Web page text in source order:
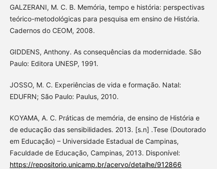
GALZERANI, M. C. B. Memória, tempo e história: perspectivas
teórico-metodológicas para pesquisa em ensino de História.
Cadernos do CEOM, 2008.
GIDDENS, Anthony. As consequências da modernidade. São
Paulo: Editora UNESP, 1991.
JOSSO, M. C. Experiências de vida e formação. Natal:
EDUFRN; São Paulo: Paulus, 2010.
KOYAMA, A. C. Práticas de memória, de ensino de História e
de educação das sensibilidades. 2013. [s.n] .Tese (Doutorado
em Educação) – Universidade Estadual de Campinas,
Faculdade de Educação, Campinas, 2013. Disponível:
https://repositorio.unicamp.br/acervo/detalhe/912866